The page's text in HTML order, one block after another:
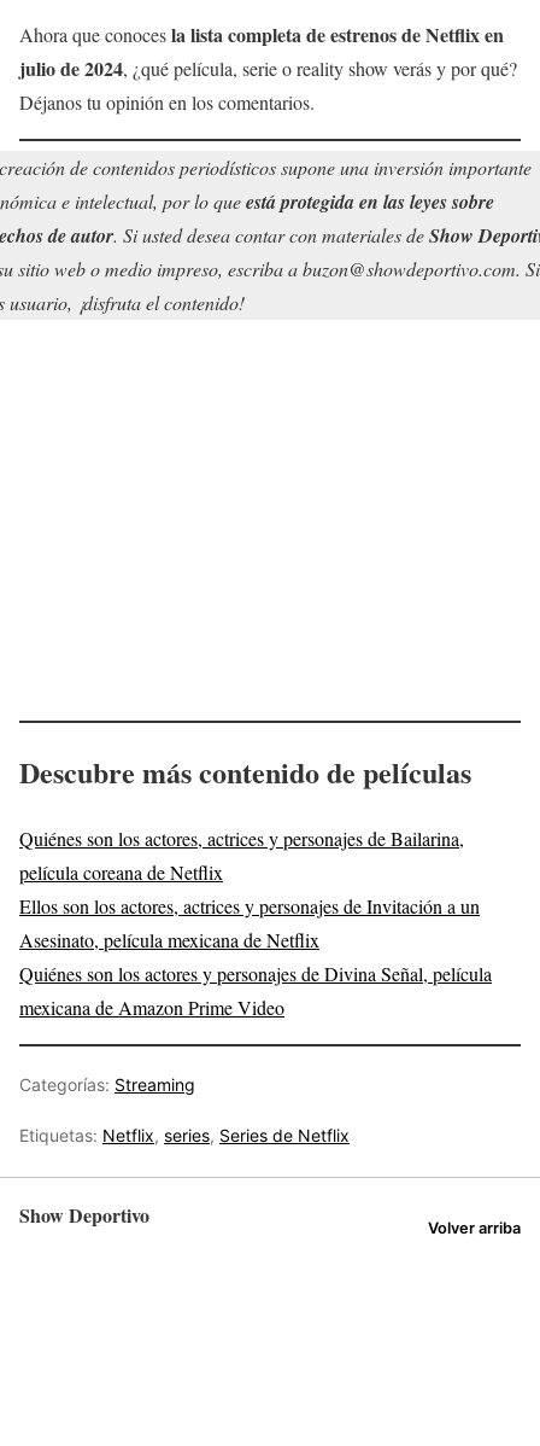
Ahora que conocesla lista completa de estrenos de Netflix en
julio de 2024, ¿qué película, serie o reality show verás y por qué?
Déjanos tu opinión en los comentarios.
de contenidos periodísticos supone una inversión importante
e intelectual, por lo queestá protegida en las leyes sobre
de autor. Si usted desea contar con materiales deShow
sitio web o medio impreso, escriba a buzon@showdeportivo.com. Si
usuario, ¡disfruta el contenido!
Descubre más contenido de películas
Quiénes son los actores, actrices y personajes de Bailarina,
película coreana de Netflix
Ellos son los actores, actrices y personajes de Invitación a un
Asesinato, película mexicana de Netflix
Quiénes son los actores y personajes de Divina Señal, película
mexicana de Amazon Prime Video
Categorías: Streaming
Etiquetas: Netflix, series, Series de Netflix
Show Deportivo Volver arriba